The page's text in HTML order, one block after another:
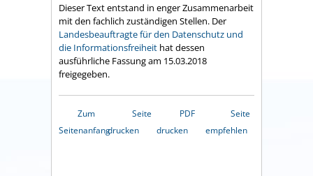
Dieser Text entstand in enger Zusammenarbeit
mit den fachlich zuständigen Stellen. Der
Landesbeauftragte für den Datenschutz und
die Informationsfreiheit hat dessen
ausführliche Fassung am 15.03.2018
freigegeben.
Zum
Seitenanfang
Seite
drucken
PDF
drucken
Seite
empfehlen